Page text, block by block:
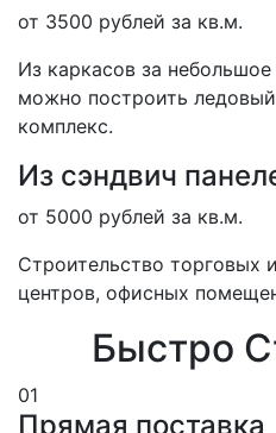
от 3500 рублей за кв.м.
Из каркасов за
можно построить
комплекс.
Из сэндвич
от 5000 рублей за кв.м.
Строительство торговых
центров, офисных
Быстро
01
Прямая поставка